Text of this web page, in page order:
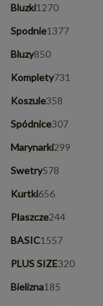
Bluzki1270
Spodnie1377
Bluzy850
Komplety731
Koszule358
Spódnice307
Marynarki299
Swetry578
Kurtki656
Płaszcze244
BASIC1557
PLUS SIZE320
Bielizna185